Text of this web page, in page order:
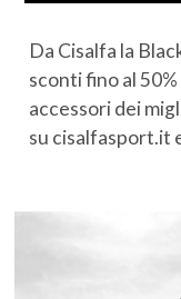
Da Cisalfa la
sconti fino al
accessori dei
su cisalfasport.it